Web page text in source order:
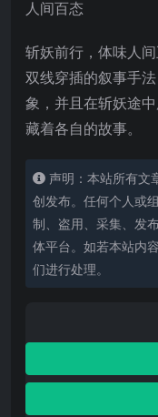
人间百态
斩妖前行，体味人
双线穿插的叙事手
象，并且在斩妖途
藏着各自的故事。
声明：本站所有文
创发布。任何个人或
制、盗用、采集、发
体平台。如若本站内
们进行处理。